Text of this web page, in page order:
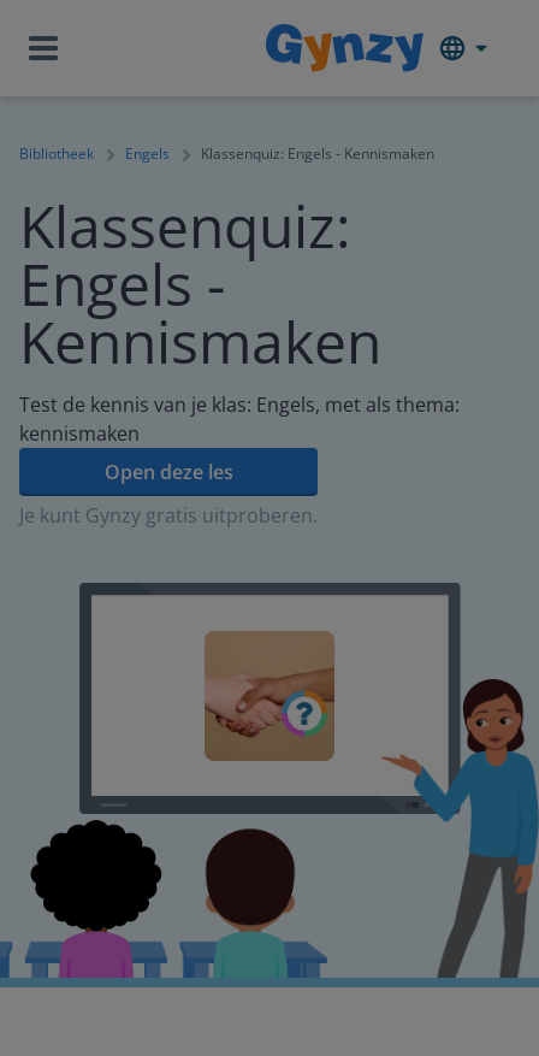
Bibliotheek Engels Klassenquiz: Engels - Kennismaken
Klassenquiz:
Engels -
Kennismaken
Test de kennis van je klas: Engels, met als thema:
kennismaken
Open deze les
Je kunt Gynzy gratis uitproberen.